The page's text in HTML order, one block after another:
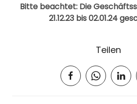
Bitte beachtet: Die
21.12.23 bis 02.01.24
Teilen